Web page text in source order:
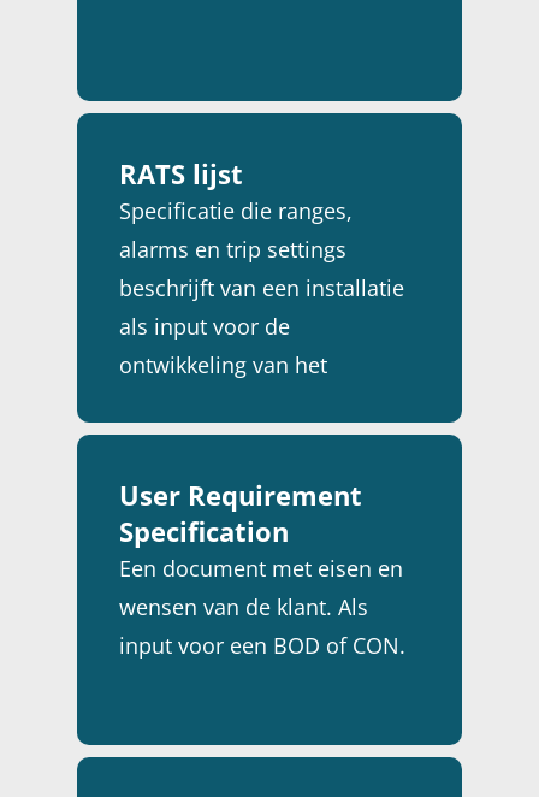
RATS lijst
Specificatie die ranges,
alarms en trip settings
beschrijft van een installatie
als input voor de
ontwikkeling van het
User Requirement
Specification
Een document met eisen en
wensen van de klant. Als
input voor een BOD of CON.